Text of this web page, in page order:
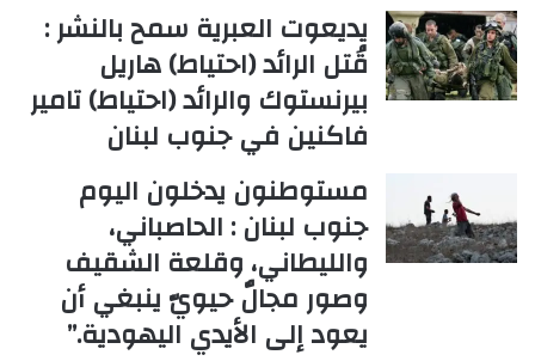
يديعوت العبرية سمح بالنشر :
قُتل الرائد (احتياط) هاريل
بيرنستوك والرائد (احتياط) تامير
فاكنين في جنوب لبنان
مستوطنون يدخلون اليوم
جنوب لبنان : الحاصباني،
والليطاني، وقلعة الشقيف
وصور مجالٌ حيويّ ينبغي أن
يعود إلى الأيدي اليهودية.”